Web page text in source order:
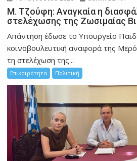
M. Τζούφη: Αναγκαία η
στελέχωσης της Ζωσιμαίας
Απάντηση έδωσε το Υπουργείο
κοινοβουλευτική αναφορά της
τη στελέχωση της...
Επικαιρότητα Πολιτική